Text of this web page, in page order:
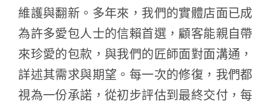
維護與翻新。多年來，我們的實體店面已成
為許多愛包人士的信賴首選，顧客能親自帶
來珍愛的包款，與我們的匠師面對面溝通，
詳述其需求與期望。每一次的修復，我們都
視為一份承諾，從初步評估到最終交付，每